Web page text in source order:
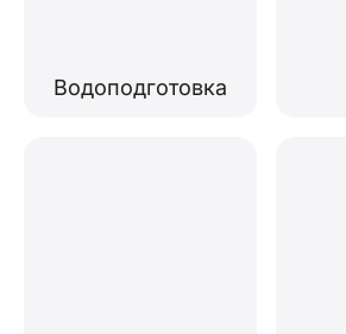
Водоподготовка